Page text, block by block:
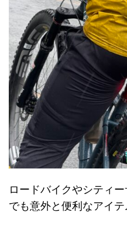
ロードバイクやシティ
でも意外と便利なアイテ